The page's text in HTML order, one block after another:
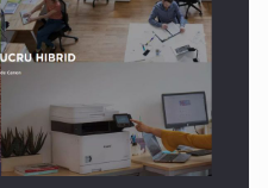
nu se supun noilor